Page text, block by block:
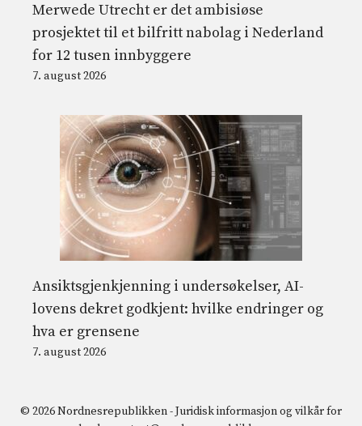
Merwede Utrecht er det ambisiøse
prosjektet til et bilfritt nabolag i Nederland
for 12 tusen innbyggere
7. august 2026
Ansiktsgjenkjenning i undersøkelser, AI-
lovens dekret godkjent: hvilke endringer og
hva er grensene
7. august 2026
© 2026 Nordnesrepublikken -Juridisk informasjon og vilkår for